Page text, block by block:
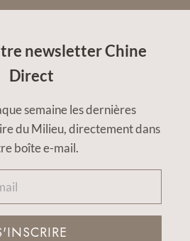
newsletter Chine
Direct
semaine les dernières
du Milieu, directement dans
boîte e-mail.